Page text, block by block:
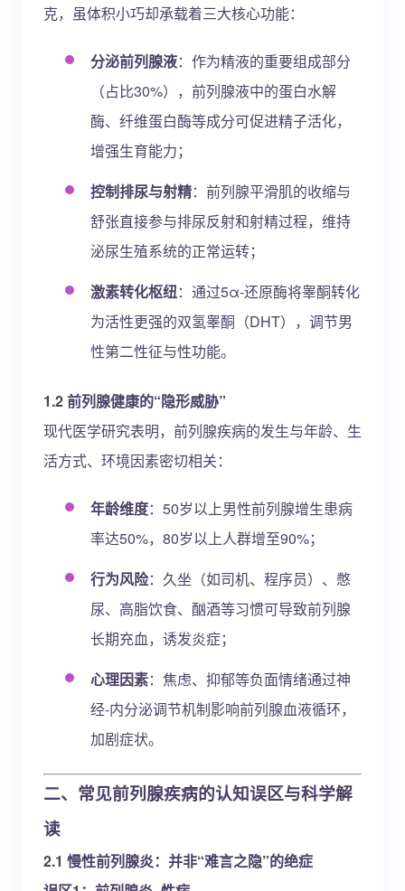
克，虽体积小巧却承载着三大核心功能：
分泌前列腺液：作为精液的重要组成部分
（占比30%），前列腺液中的蛋白水解
酶、纤维蛋白酶等成分可促进精子活化，
增强生育能力；
控制排尿与射精：前列腺平滑肌的收缩与
舒张直接参与排尿反射和射精过程，维持
泌尿生殖系统的正常运转；
激素转化枢纽：通过5α-还原酶将睾酮转化
为活性更强的双氢睾酮（DHT），调节男
性第二性征与性功能。
1.2 前列腺健康的“隐形威胁”
现代医学研究表明，前列腺疾病的发生与年龄、生
活方式、环境因素密切相关：
年龄维度：50岁以上男性前列腺增生患病
率达50%，80岁以上人群增至90%；
行为风险：久坐（如司机、程序员）、憋
尿、高脂饮食、酗酒等习惯可导致前列腺
长期充血，诱发炎症；
心理因素：焦虑、抑郁等负面情绪通过神
经-内分泌调节机制影响前列腺血液循环，
加剧症状。
二、常见前列腺疾病的认知误区与科学解
读
2.1 慢性前列腺炎：并非“难言之隐”的绝症